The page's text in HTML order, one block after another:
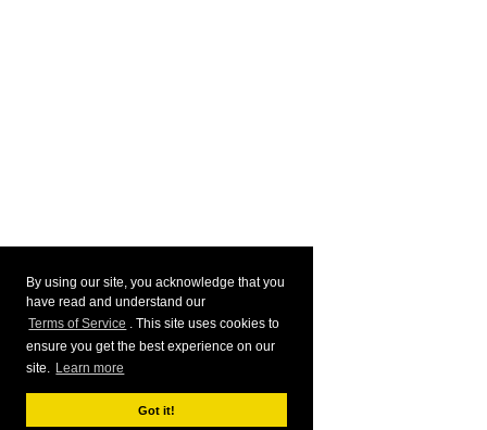
By using our site, you acknowledge that you
have read and understand our
Terms of Service . This site uses cookies to
ensure you get the best experience on our
site. Learn more
Got it!